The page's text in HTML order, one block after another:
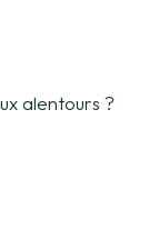
alentours ?